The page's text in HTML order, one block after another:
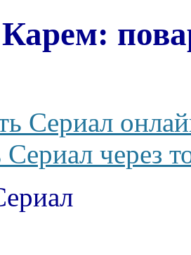
Сериал
Сериал через